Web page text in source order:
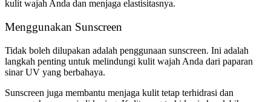
kulit wajah Anda dan menjaga elastisitasnya.
Menggunakan Sunscreen
Tidak boleh dilupakan adalah penggunaan sunscreen. Ini adalah
langkah penting untuk melindungi kulit wajah Anda dari paparan
sinar UV yang berbahaya.
Sunscreen juga membantu menjaga kulit tetap terhidrasi dan